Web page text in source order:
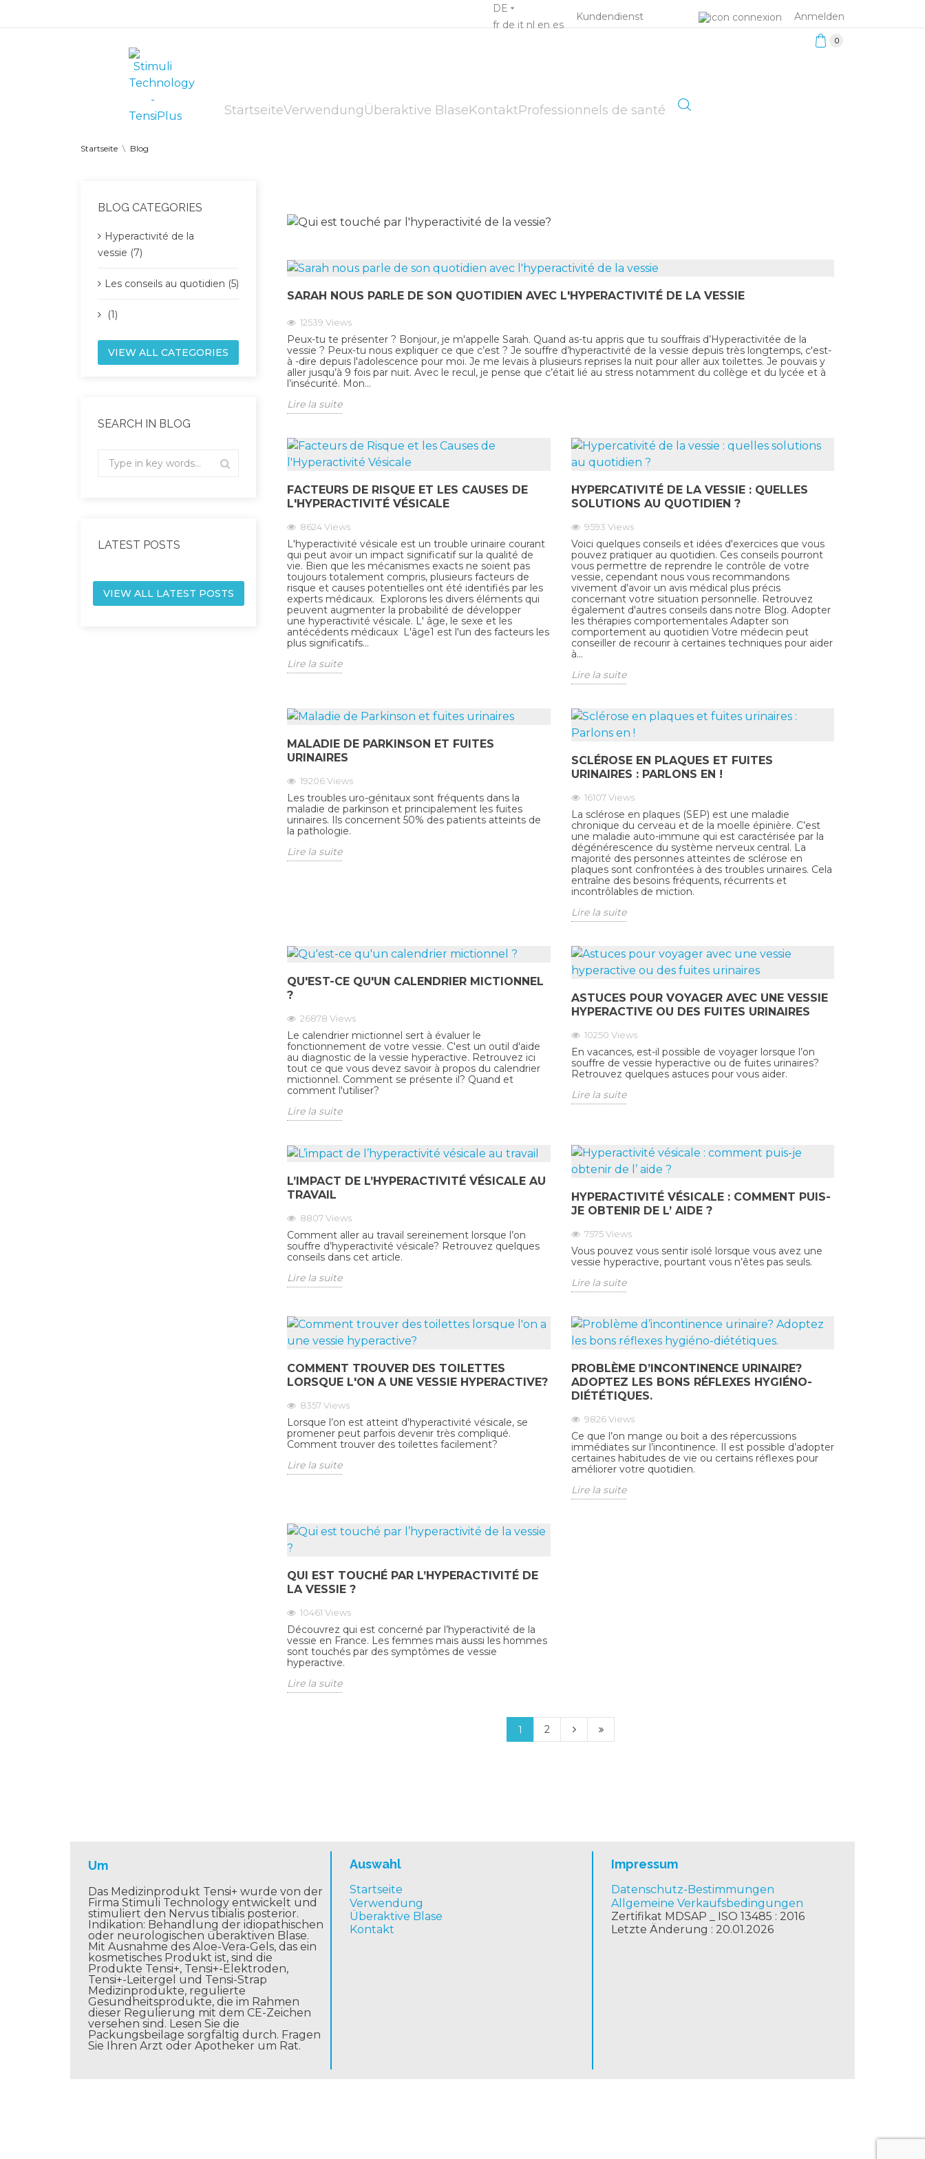
DE
fr de it nl en es
Kundendienst Anmelden
0
StartseiteVerwendungÜberaktive BlaseKontaktProfessionnels de santé
Startseite Blog
BLOG CATEGORIES
Hyperactivité de la
vessie (7)
Les conseils au quotidien (5)
(1)
VIEW ALL CATEGORIES
SEARCH IN BLOG
LATEST POSTS
VIEW ALL LATEST POSTS
SARAH NOUS PARLE DE SON QUOTIDIEN AVEC L'HYPERACTIVITÉ DE LA VESSIE
12539 Views
Peux-tu te présenter ? Bonjour, je m'appelle Sarah. Quand as-tu appris que tu souffrais d’Hyperactivitée de la
vessie ? Peux-tu nous expliquer ce que c’est ? Je souffre d’hyperactivité de la vessie depuis très longtemps, c'est-
à -dire depuis l'adolescence pour moi. Je me levais à plusieurs reprises la nuit pour aller aux toilettes. Je pouvais y
aller jusqu’à 9 fois par nuit. Avec le recul, je pense que c’était lié au stress notamment du collège et du lycée et à
l’insécurité. Mon...
Lire la suite
FACTEURS DE RISQUE ET LES CAUSES DE
L'HYPERACTIVITÉ VÉSICALE
8624Views
L'hyperactivité vésicale est un trouble urinaire courant
qui peut avoir un impact significatif sur la qualité de
vie. Bien que les mécanismes exacts ne soient pas
toujours totalement compris, plusieurs facteurs de
risque et causes potentielles ont été identifiés par les
experts médicaux. Explorons les divers éléments qui
peuvent augmenter la probabilité de développer
une hyperactivité vésicale. L' âge, le sexe et les
antécédents médicaux L'âge1 est l'un des facteurs les
plus significatifs...
Lire la suite
HYPERCATIVITÉ DE LA VESSIE : QUELLES
SOLUTIONS AU QUOTIDIEN ?
9593 Views
Voici quelques conseils et idées d'exercices que vous
pouvez pratiquer au quotidien. Ces conseils pourront
vous permettre de reprendre le contrôle de votre
vessie, cependant nous vous recommandons
vivement d'avoir un avis médical plus précis
concernant votre situation personnelle. Retrouvez
également d'autres conseils dans notre Blog. Adopter
les thérapies comportementales Adapter son
comportement au quotidien Votre médecin peut
conseiller de recourir à certaines techniques pour aider
à...
Lire la suite
MALADIE DE PARKINSON ET FUITES
URINAIRES
19206Views
Les troubles uro-génitaux sont fréquents dans la
maladie de parkinson et principalement les fuites
urinaires. Ils concernent 50% des patients atteints de
la pathologie.
Lire la suite
SCLÉROSE EN PLAQUES ET FUITES
URINAIRES : PARLONS EN !
16107Views
La sclérose en plaques (SEP) est une maladie
chronique du cerveau et de la moelle épinière. C’est
une maladie auto-immune qui est caractérisée par la
dégénérescence du système nerveux central. La
majorité des personnes atteintes de sclérose en
plaques sont confrontées à des troubles urinaires. Cela
entraîne des besoins fréquents, récurrents et
incontrôlables de miction.
Lire la suite
QU'EST-CE QU'UN CALENDRIER MICTIONNEL
?
26878 Views
Le calendrier mictionnel sert à évaluer le
fonctionnement de votre vessie. C'est un outil d'aide
au diagnostic de la vessie hyperactive. Retrouvez ici
tout ce que vous devez savoir à propos du calendrier
mictionnel. Comment se présente il? Quand et
comment l'utiliser?
Lire la suite
ASTUCES POUR VOYAGER AVEC UNE VESSIE
HYPERACTIVE OU DES FUITES URINAIRES
10250 Views
En vacances, est-il possible de voyager lorsque l’on
souffre de vessie hyperactive ou de fuites urinaires?
Retrouvez quelques astuces pour vous aider.
Lire la suite
L’IMPACT DE L’HYPERACTIVITÉ VÉSICALE AU
TRAVAIL
8807Views
Comment aller au travail sereinement lorsque l’on
souffre d’hyperactivité vésicale? Retrouvez quelques
conseils dans cet article.
Lire la suite
HYPERACTIVITÉ VÉSICALE : COMMENT PUIS-
JE OBTENIR DE L’ AIDE ?
7575Views
Vous pouvez vous sentir isolé lorsque vous avez une
vessie hyperactive, pourtant vous n’êtes pas seuls.
Lire la suite
COMMENT TROUVER DES TOILETTES
LORSQUE L'ON A UNE VESSIE HYPERACTIVE?
8357Views
Lorsque l’on est atteint d'hyperactivité vésicale, se
promener peut parfois devenir très compliqué.
Comment trouver des toilettes facilement?
Lire la suite
PROBLÈME D’INCONTINENCE URINAIRE?
ADOPTEZ LES BONS RÉFLEXES HYGIÉNO-
DIÉTÉTIQUES.
9826Views
Ce que l’on mange ou boit a des répercussions
immédiates sur l’incontinence. Il est possible d’adopter
certaines habitudes de vie ou certains réflexes pour
améliorer votre quotidien.
Lire la suite
QUI EST TOUCHÉ PAR L’HYPERACTIVITÉ DE
LA VESSIE ?
10461 Views
Découvrez qui est concerné par l’hyperactivité de la
vessie en France. Les femmes mais aussi les hommes
sont touchés par des symptômes de vessie
hyperactive.
Lire la suite
1 2
Um
Das Medizinprodukt Tensi+ wurde von der
Firma Stimuli Technology entwickelt und
stimuliert den Nervus tibialis posterior.
Indikation: Behandlung der idiopathischen
oder neurologischen überaktiven Blase.
Mit Ausnahme des Aloe-Vera-Gels, das ein
kosmetisches Produkt ist, sind die
Produkte Tensi+, Tensi+-Elektroden,
Tensi+-Leitergel und Tensi-Strap
Medizinprodukte, regulierte
Gesundheitsprodukte, die im Rahmen
dieser Regulierung mit dem CE-Zeichen
versehen sind. Lesen Sie die
Packungsbeilage sorgfältig durch. Fragen
Sie Ihren Arzt oder Apotheker um Rat.
Auswahl
Startseite
Verwendung
Überaktive Blase
Kontakt
Impressum
Datenschutz-Bestimmungen
Allgemeine Verkaufsbedingungen
Zertifikat MDSAP _ ISO 13485 : 2016
Letzte Änderung : 20.01.2026